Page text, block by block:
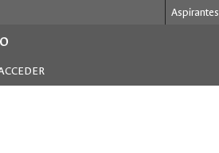
Aspirantes